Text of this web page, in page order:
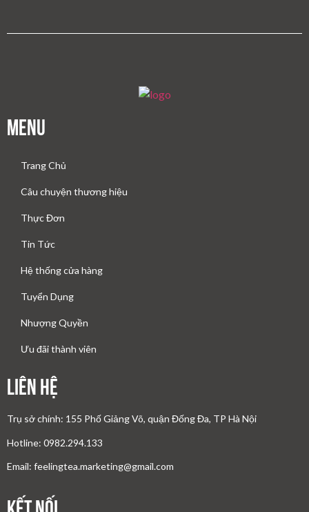
Menu
Trang Chủ
Câu chuyện thương hiệu
Thực Đơn
Tin Tức
Hệ thống cửa hàng
Tuyển Dụng
Nhượng Quyền
Ưu đãi thành viên
Liên Hệ
Trụ sở chính: 155 Phố Giảng Võ, quận Đống Đa, TP Hà Nội
Hotline: 0982.294.133
Email: feelingtea.marketing@gmail.com
Kết nối